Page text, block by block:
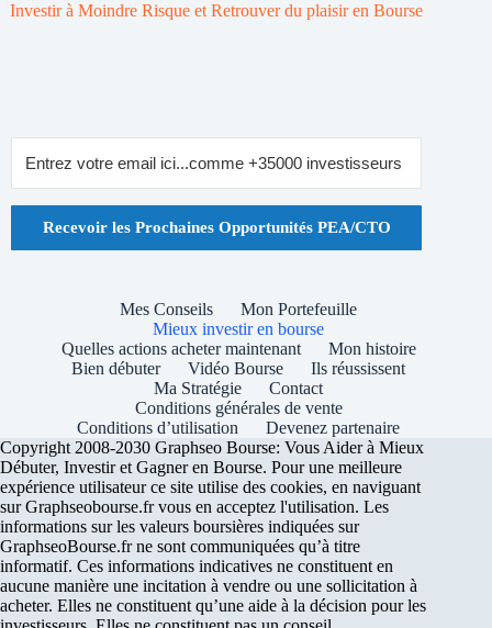
Investir à Moindre Risque et Retrouver du plaisir en Bourse
Recevoir les Prochaines Opportunités PEA/CTO
Mes Conseils
Mon Portefeuille
Mieux investir en bourse
Quelles actions acheter maintenant
Mon histoire
Bien débuter
Vidéo Bourse
Ils réussissent
Ma Stratégie
Contact
Conditions générales de vente
Conditions d’utilisation
Devenez partenaire
Copyright 2008-2030 Graphseo Bourse: Vous Aider à Mieux
Débuter, Investir et Gagner en Bourse. Pour une meilleure
expérience utilisateur ce site utilise des cookies, en naviguant
sur Graphseobourse.fr vous en acceptez l'utilisation. Les
informations sur les valeurs boursières indiquées sur
GraphseoBourse.fr ne sont communiquées qu’à titre
informatif. Ces informations indicatives ne constituent en
aucune manière une incitation à vendre ou une sollicitation à
acheter. Elles ne constituent qu’une aide à la décision pour les